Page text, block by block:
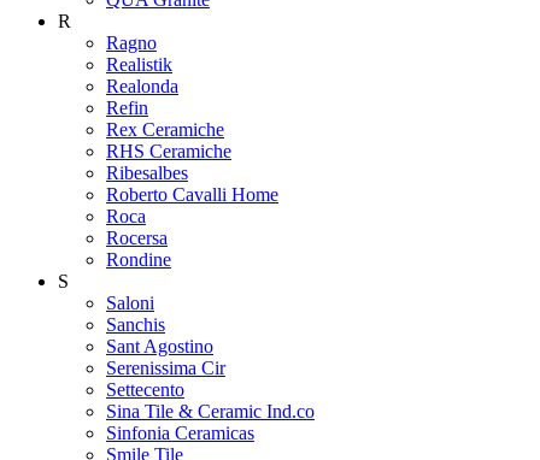
R
Ragno
Realistik
Realonda
Refin
Rex Ceramiche
RHS Ceramiche
Ribesalbes
Roberto Cavalli Home
Roca
Rocersa
Rondine
S
Saloni
Sanchis
Sant Agostino
Serenissima Cir
Settecento
Sina Tile & Ceramic Ind.co
Sinfonia Ceramicas
Smile Tile